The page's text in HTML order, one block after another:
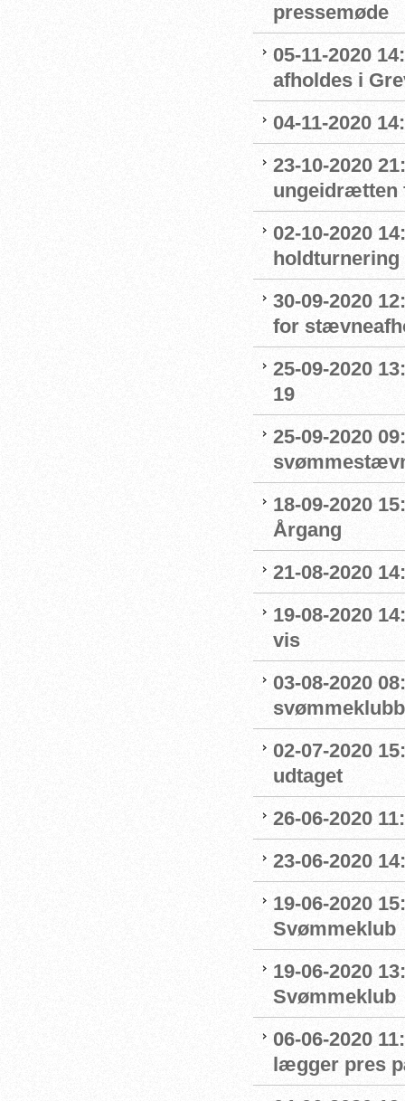
pressemøde
05-11-2020
afholdes i
04-11-2020
23-10-2020
ungeidrætten
02-10-2020
holdturnering
30-09-2020
for
25-09-2020
19
25-09-2020
18-09-2020
Årgang
21-08-2020
19-08-2020
vis
03-08-2020
02-07-2020
udtaget
26-06-2020
23-06-2020
19-06-2020
Svømmeklub
19-06-2020
Svømmeklub
06-06-2020
lægger pres